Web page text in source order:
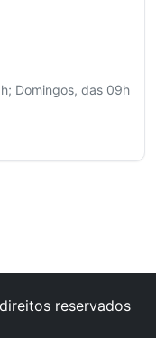
Domingos, das 09h
reservados